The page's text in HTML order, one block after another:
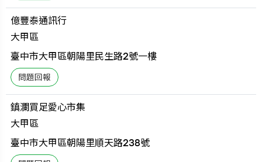
億豐泰通訊行
大甲區
臺中市大甲區朝陽里民生路2號一樓
鎮瀾買足愛心市集
大甲區
臺中市大甲區朝陽里順天路238號